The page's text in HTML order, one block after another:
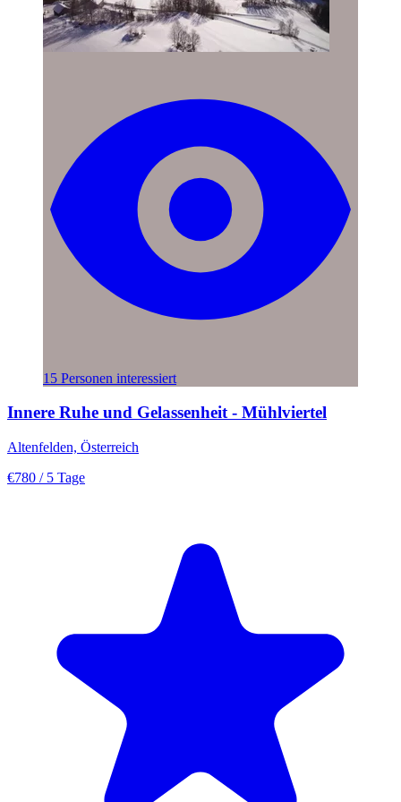
15 Personen interessiert
Innere Ruhe und Gelassenheit - Mühlviertel
Altenfelden, Österreich
€780 / 5 Tage